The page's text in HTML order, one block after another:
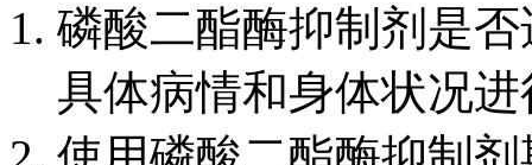
磷酸二酯酶抑制剂是
具体病情和身体状况